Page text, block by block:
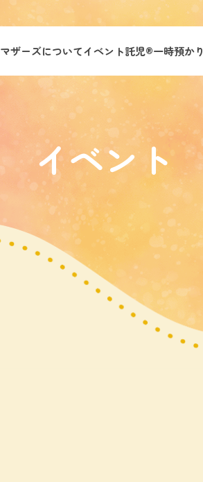
マザーズについてイベント託児®︎一時預かり
イベント